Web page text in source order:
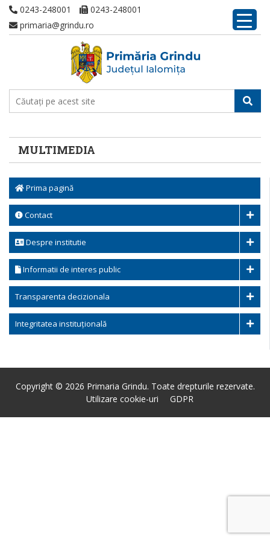
0243-248001
0243-248001
primaria@grindu.ro
MULTIMEDIA
Prima pagină
Contact
Despre institutie
Informatii de interes public
Transparenta decizionala
Integritatea instituțională
Copyright © 2026 Primaria Grindu. Toate drepturile rezervate.
Utilizare cookie-uri
GDPR